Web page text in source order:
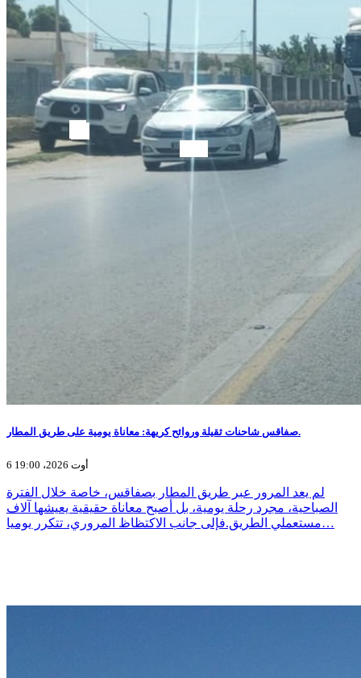
صفاقس شاحنات ثقيلة وروائح كريهة: معاناة يومية على طريق المطار.
6 أوت 2026، 19:00
لم يعد المرور عبر طريق المطار بصفاقس، خاصة خلال الفترة
الصباحية، مجرد رحلة يومية، بل أصبح معاناة حقيقية يعيشها آلاف
مستعملي الطريق.فإلى جانب الاكتظاظ المروري، تتكرر يوميا…